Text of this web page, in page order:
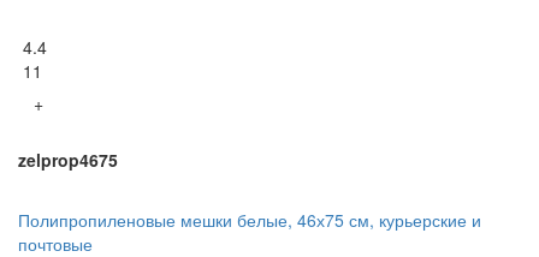
4.4
11
+
zelprop4675
Полипропиленовые мешки белые, 46х75 см, курьерские и
почтовые